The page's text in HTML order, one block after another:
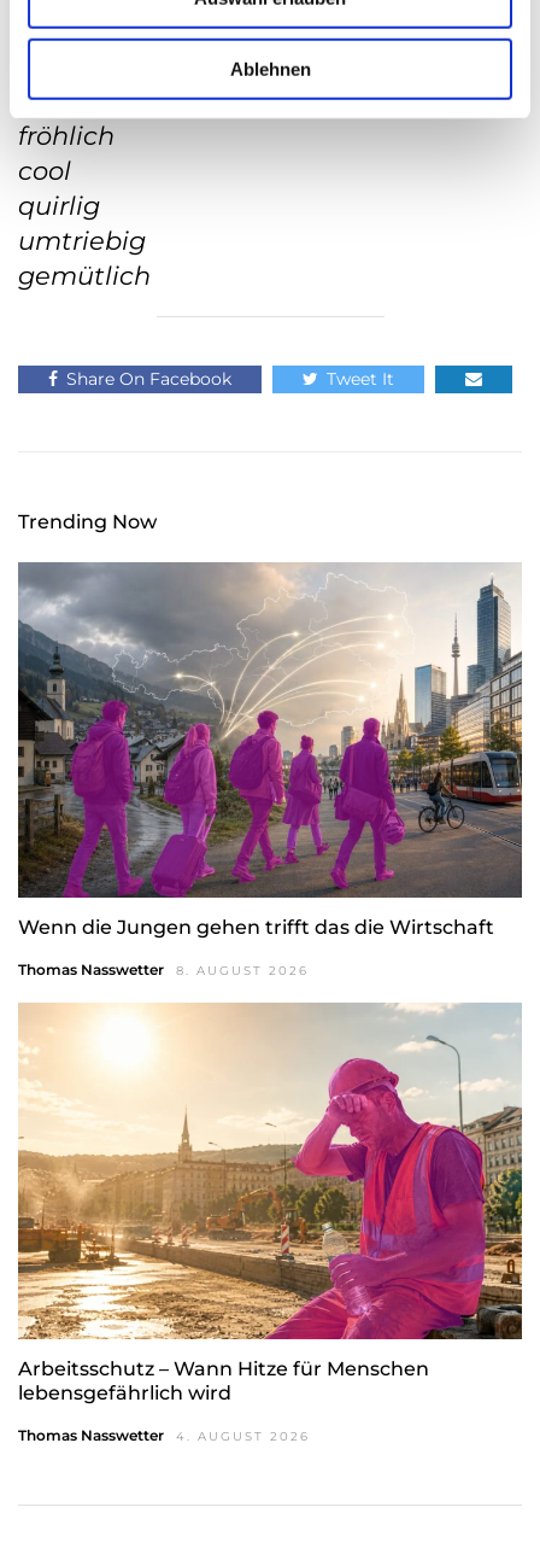
l
Ablehnen
impulsiv
fröhlich
cool
quirlig
umtriebig
gemütlich
Share On Facebook Tweet It
Trending Now
Wenn die Jungen gehen trifft das die Wirtschaft
Thomas Nasswetter 8. AUGUST 2026
Arbeitsschutz – Wann Hitze für Menschen
lebensgefährlich wird
Thomas Nasswetter 4. AUGUST 2026